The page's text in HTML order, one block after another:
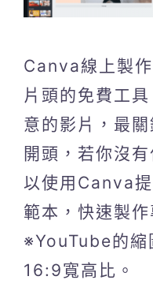
Canva線上製
片頭的免費工
意的影片，最
開頭，若你沒
以使用Canva
範本，快速製作
※YouTube的
16:9寬高比。